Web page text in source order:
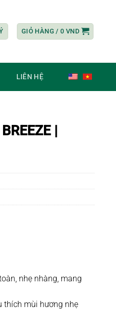
GIỎ HÀNG /0 VND
LIÊN HỆ
|
nhẹ nhàng, mang
thích mùi hương nhẹ